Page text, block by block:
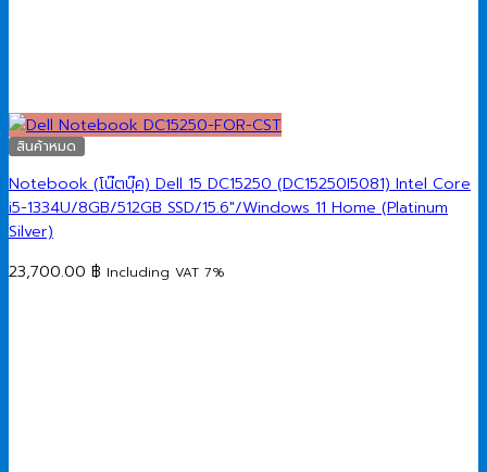
สินค้าหมด
Notebook (โน๊ตบุ๊ค) Dell 15 DC15250 (DC15250I5081) Intel Core
i5-1334U/8GB/512GB SSD/15.6″/Windows 11 Home (Platinum
Silver)
23,700.00 ฿ Including VAT 7%